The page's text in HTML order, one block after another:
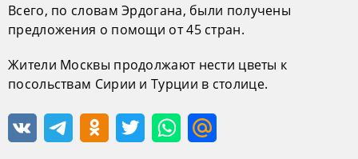
Всего, по словам Эрдогана, были получены
предложения о помощи от 45 стран.
Жители Москвы продолжают нести цветы к
посольствам Сирии и Турции в столице.